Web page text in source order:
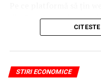
din Google, nu doar
scurt e că platforma
Nu cel mai tare software
conținutul liber,
STIRI ECONOMICE